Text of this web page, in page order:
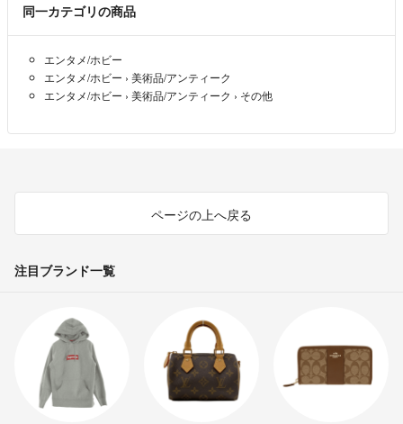
長くなりましたが、以上です。
同一カテゴリの商品
エンタメ/ホビー
エンタメ/ホビー › 美術品/アンティーク
エンタメ/ホビー › 美術品/アンティーク › その他
ページの上へ戻る
注目ブランド一覧